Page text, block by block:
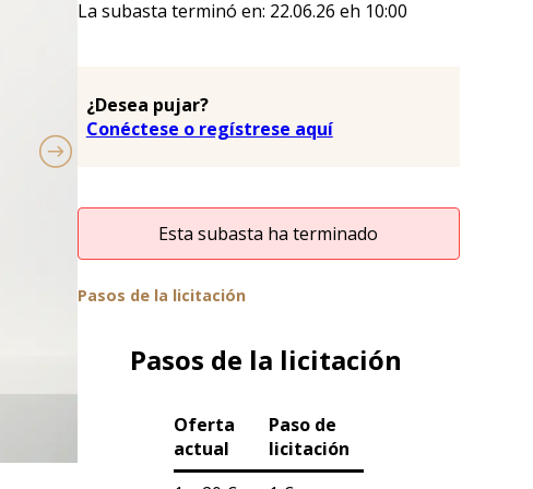
La subasta terminó en: 22.06.26 eh 10:00
¿Desea pujar?
Conéctese o regístrese aquí
Esta subasta ha terminado
Pasos de la licitación
Pasos de la licitación
Oferta
actual
Paso de
licitación